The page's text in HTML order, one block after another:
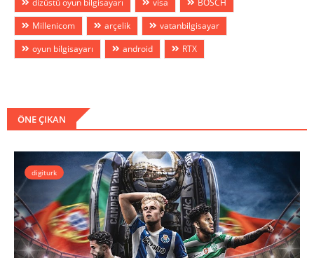
Millenicom
arçelik
vatanbilgisayar
oyun bilgisayarı
android RTX
ÖNE ÇIKAN
digiturk